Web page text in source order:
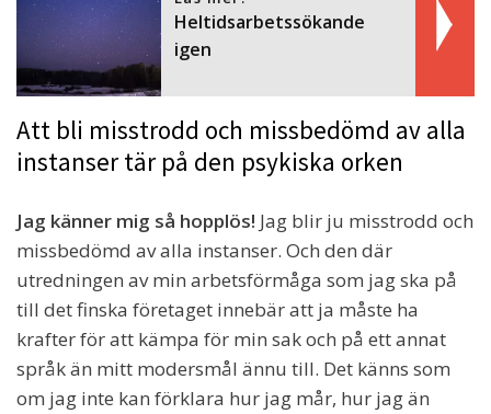
Heltidsarbetssökande
igen
Att bli misstrodd och missbedömd av alla
instanser tär på den psykiska orken
Jag känner mig så hopplös! Jag blir ju misstrodd och
missbedömd av alla instanser. Och den där
utredningen av min arbetsförmåga som jag ska på
till det finska företaget innebär att ja måste ha
krafter för att kämpa för min sak och på ett annat
språk än mitt modersmål ännu till. Det känns som
om jag inte kan förklara hur jag mår, hur jag än